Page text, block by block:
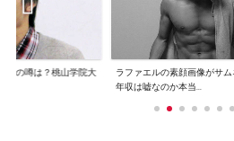
捕の噂は？桃山学院大
ラファエルの素顔画像がサ
年収は嘘なのか本当...